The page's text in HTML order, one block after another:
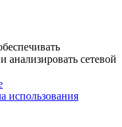
анализировать сетевой
использования